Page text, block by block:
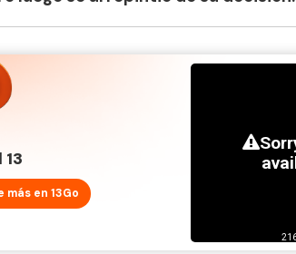
13
más en 13Go